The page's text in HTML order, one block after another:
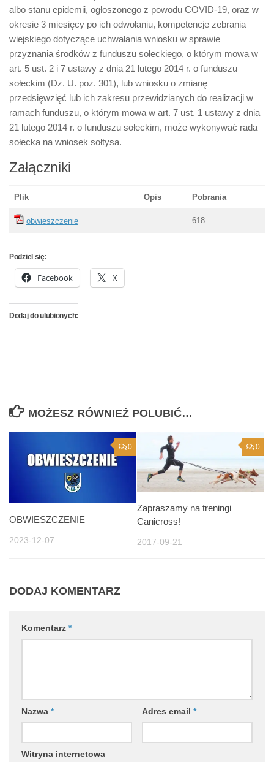
albo stanu epidemii, ogłoszonego z powodu COVID-19, oraz w
okresie 3 miesięcy po ich odwołaniu, kompetencje zebrania
wiejskiego dotyczące uchwalania wniosku w sprawie
przyznania środków z funduszu sołeckiego, o którym mowa w
art. 5 ust. 2 i 7 ustawy z dnia 21 lutego 2014 r. o funduszu
sołeckim (Dz. U. poz. 301), lub wniosku o zmianę
przedsięwzięć lub ich zakresu przewidzianych do realizacji w
ramach funduszu, o którym mowa w art. 7 ust. 1 ustawy z dnia
21 lutego 2014 r. o funduszu sołeckim, może wykonywać rada
sołecka na wniosek sołtysa.
Załączniki
Plik Opis Pobrania
obwieszczenie 618
Podziel się:
Facebook X
Dodaj do ulubionych:
MOŻESZ RÓWNIEŻ POLUBIĆ…
0
OBWIESZCZENIE
2023-12-07
0
Zapraszamy na treningi
Canicross!
2017-09-21
DODAJ KOMENTARZ
Komentarz *
Nazwa * Adres email *
Witryna internetowa